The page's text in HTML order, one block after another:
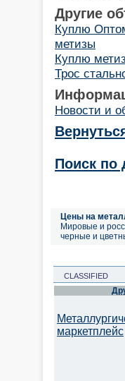
Другие
Куплю
метизы
Куплю
Трос
Новости и
Поиск по
Цены на
Мировые и
черные и
CLASSIFIED
маркетплейс